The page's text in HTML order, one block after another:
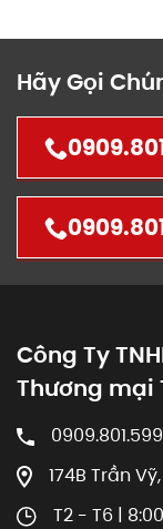
Hãy Gọi
Công Ty
Thương mại
174B Trần
T2 - T6 |